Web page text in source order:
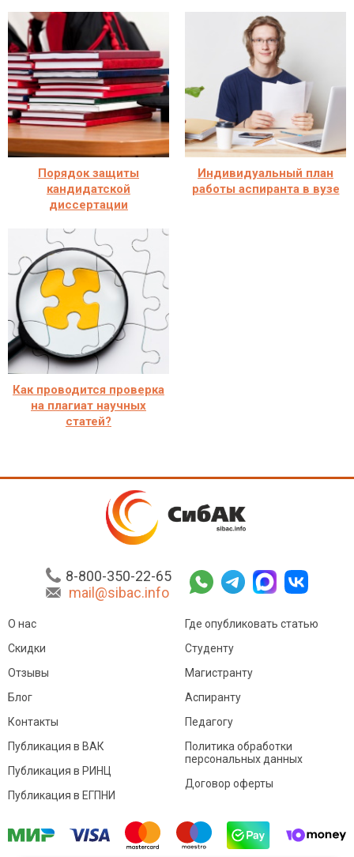
Порядок защиты
кандидатской
диссертации
Индивидуальный план
работы аспиранта в вузе
Как проводится проверка
на плагиат научных
статей?
8-800-350-22-65
mail@sibac.info
О нас
Скидки
Отзывы
Блог
Контакты
Где опубликовать статью
Студенту
Магистранту
Аспиранту
Педагогу
Публикация в ВАК
Публикация в РИНЦ
Публикация в ЕГПНИ
Политика обработки
персональных данных
Договор оферты